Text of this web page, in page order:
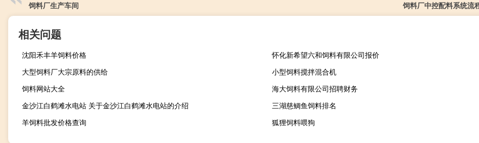
饲料厂生产车间
饲料厂中控配料系统流
相关问题
沈阳禾丰羊饲料价格
怀化新希望六和饲料有限公司报价
大型饲料厂大宗原料的供给
小型饲料搅拌混合机
饲料网站大全
海大饲料有限公司招聘财务
金沙江白鹤滩水电站 关于金沙江白鹤滩水电站的介绍
三湖慈鲷鱼饲料排名
羊饲料批发价格查询
狐狸饲料喂狗